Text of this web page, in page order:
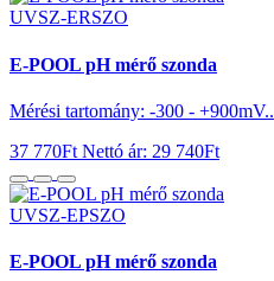
UVSZ-ERSZO
E-POOL pH mérő szonda
Mérési tartomány: -300 - +900mV..
37 770Ft Nettó ár: 29 740Ft
UVSZ-EPSZO
E-POOL pH mérő szonda